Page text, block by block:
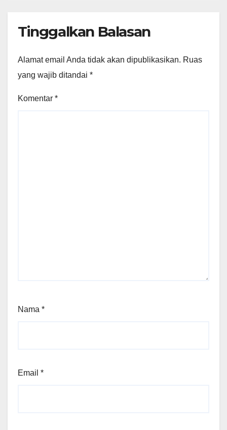
Tinggalkan Balasan
Alamat email Anda tidak akan dipublikasikan. Ruas
yang wajib ditandai *
Komentar *
Nama *
Email *